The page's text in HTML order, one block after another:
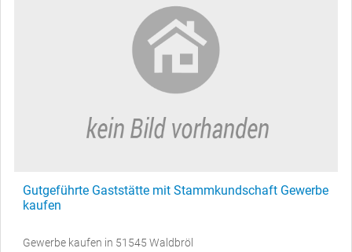
Gutgeführte Gaststätte mit Stammkundschaft Gewerbe
kaufen
Gewerbe kaufen in 51545 Waldbröl